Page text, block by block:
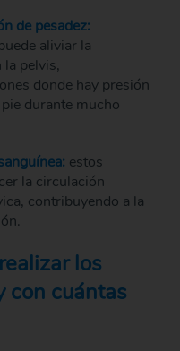
de pesadez:
aliviar la
la pelvis,
donde hay presión
durante mucho
estos
la circulación
contribuyendo a la
los
con cuántas